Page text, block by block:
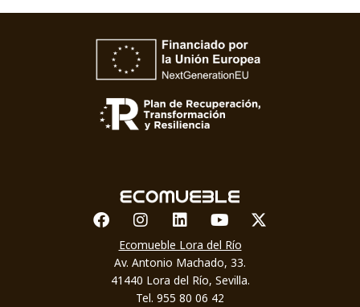
FacebookInstagram
LinkedinYoutubeX-twitter
Ecomueble Lora del Río
Av. Antonio Machado, 33.
41440 Lora del Río, Sevilla.
Tel. 955 80 06 42